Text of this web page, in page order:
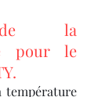
de la
pour le
température